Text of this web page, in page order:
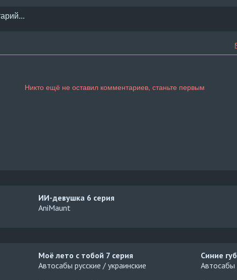
ИИ-девушка 6 серия
AniMaunt
Моё лето с тобой 7 серия
Автосабы русские / украинские
Синие
Автосабы